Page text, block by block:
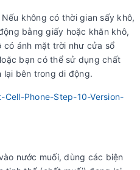
Nếu không có thời gian sấy khô,
bằng giấy hoặc khăn khô,
ánh mặt trời như cửa sổ
bạn có thể sử dụng chất
lại bên trong di động.
nước muối, dùng các biện